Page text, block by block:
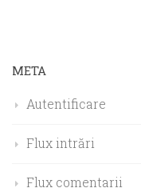
META
Autentificare
Flux intrări
Flux comentarii